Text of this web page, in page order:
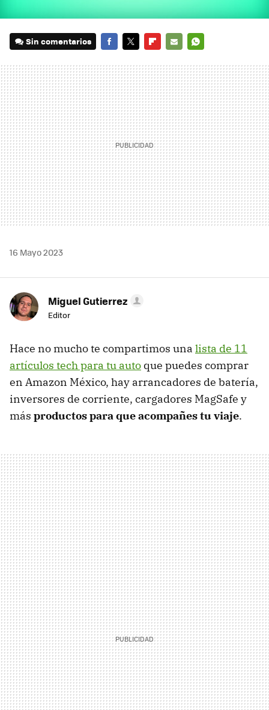
Sin comentarios
MAIL
16 Mayo 2023
Miguel Gutierrez
Editor
Hace no mucho te compartimos una lista de 11
artículos tech para tu auto que puedes comprar
en Amazon México, hay arrancadores de batería,
inversores de corriente, cargadores MagSafe y
más productos para que acompañes tu viaje.